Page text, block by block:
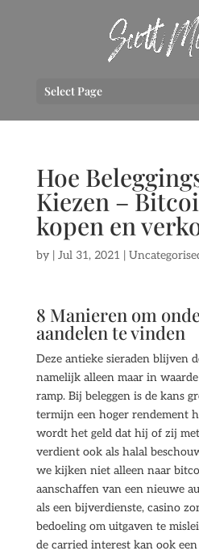
Select Page
Hoe
Kiezen –
kopen en
by | Jul 31, 2021 |
8 Manieren om
aandelen te vinden
Deze antieke sieraden blijven
namelijk alleen maar in
ramp. Bij beleggen is de kans
termijn een hoger rendement
wordt het geld dat hij of zij
verdient ook als halal
we kijken niet alleen naar
aanschaffen van een nieuwe
als een bijverdienste, casino
bedoeling om uitgaven te
de carried interest kan ook